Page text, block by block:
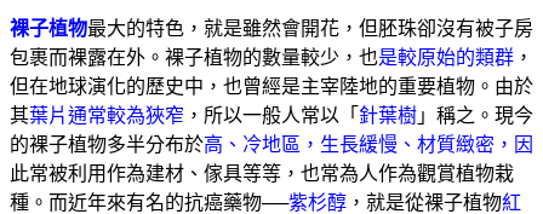
裸子植物最大的特色，就是雖然會開花，但胚珠卻沒有被子房
包裹而裸露在外。裸子植物的數量較少，也是較原始的類群 ，
但在地球演化的歷史中，也曾經是主宰陸地的重要植物。由於
其葉片通常較為狹窄 ，所以一般人常以「 針葉樹 」稱之。現今
的裸子植物多半分布於高、冷地區，生長緩慢、材質緻密，因
此常被利用作為建材、傢具等等，也常為人作為觀賞植物栽
種。而近年來有名的抗癌藥物──紫杉醇 ，就是從裸子植物紅